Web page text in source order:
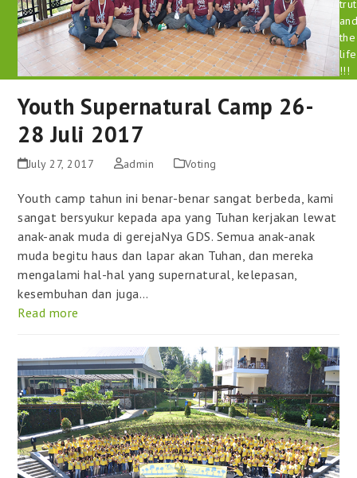
Youth Supernatural Camp 26-
28 Juli 2017
July 27, 2017 admin Voting
Youth camp tahun ini benar-benar sangat berbeda, kami
sangat bersyukur kepada apa yang Tuhan kerjakan lewat
anak-anak muda di gerejaNya GDS. Semua anak-anak
muda begitu haus dan lapar akan Tuhan, dan mereka
mengalami hal-hal yang supernatural, kelepasan,
kesembuhan dan juga…
Read more
the
life
!!!